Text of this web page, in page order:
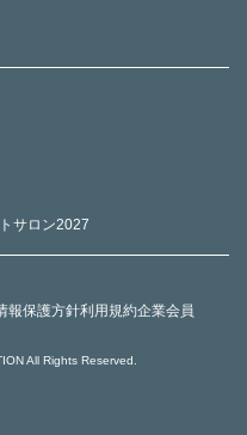
サロン2027
報保護方針利用規約企業会員
All Rights Reserved.